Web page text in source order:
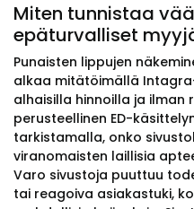
Miten tunnistaa
epäturvalliset
Punaisten lippujen
alkaa mitätöimällä
alhaisilla hinnoilla ja ilman
perusteellinen ED-
tarkistamalla, onko
viranomaisten laillisia
Varo sivustoja puuttuu
tai reagoiva asiakastuki,